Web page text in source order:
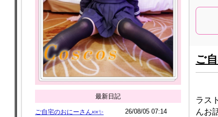
最新日記
ご自宅のおにーさん🍬✨
26/08/05 07:14
ご
ラス
んお